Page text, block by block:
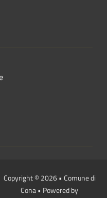
Copyright © 2026 • Comune di
Cona • Powered by